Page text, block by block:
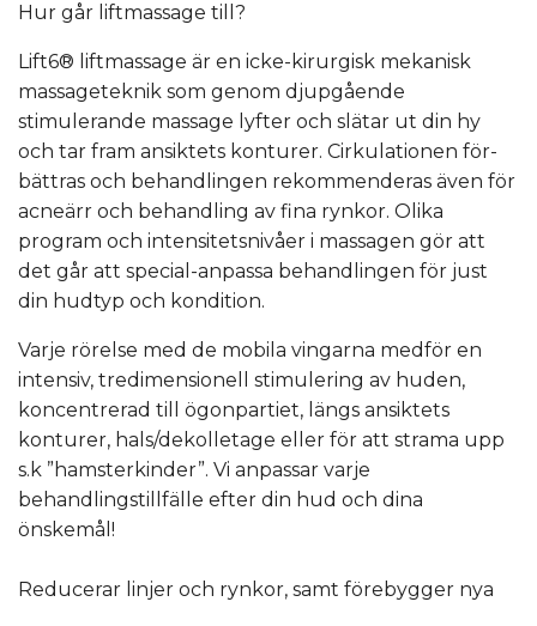
Hur går liftmassage till?
Lift6® liftmassage är en icke-kirurgisk mekanisk
massageteknik som genom djupgående
stimulerande massage lyfter och slätar ut din hy
och tar fram ansiktets konturer. Cirkulationen för-
bättras och behandlingen rekommenderas även för
acneärr och behandling av fina rynkor. Olika
program och intensitetsnivåer i massagen gör att
det går att special-anpassa behandlingen för just
din hudtyp och kondition.
Varje rörelse med de mobila vingarna medför en
intensiv, tredimensionell stimulering av huden,
koncentrerad till ögonpartiet, längs ansiktets
konturer, hals/dekolletage eller för att strama upp
s.k ”hamsterkinder”. Vi anpassar varje
behandlingstillfälle efter din hud och dina
önskemål!
Reducerar linjer och rynkor, samt förebygger nya